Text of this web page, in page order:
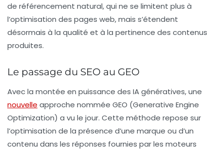
de référencement natural, qui ne se limitent plus à
l’optimisation des pages web, mais s’étendent
désormais à la qualité et à la pertinence des contenus
produites.
Le passage du SEO au GEO
Avec la montée en puissance des IA génératives, une
nouvelle approche nommée GEO (Generative Engine
Optimization) a vu le jour. Cette méthode repose sur
l’optimisation de la présence d’une marque ou d’un
contenu dans les réponses fournies par les moteurs